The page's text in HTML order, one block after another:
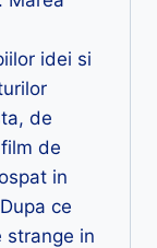
idei si
de
de
in
ce
strange in